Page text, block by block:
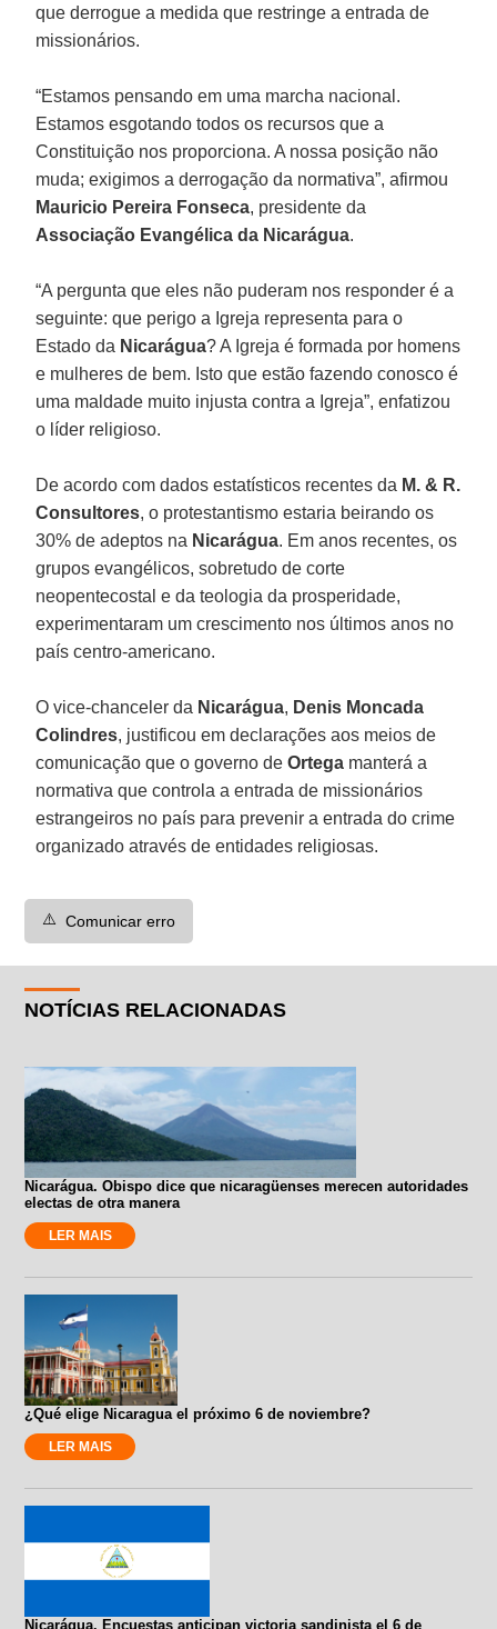
que derrogue a medida que restringe a entrada de
missionários.
“Estamos pensando em uma marcha nacional.
Estamos esgotando todos os recursos que a
Constituição nos proporciona. A nossa posição não
muda; exigimos a derrogação da normativa”, afirmou
Mauricio Pereira Fonseca, presidente da
Associação Evangélica da Nicarágua.
“A pergunta que eles não puderam nos responder é a
seguinte: que perigo a Igreja representa para o
Estado da Nicarágua? A Igreja é formada por homens
e mulheres de bem. Isto que estão fazendo conosco é
uma maldade muito injusta contra a Igreja”, enfatizou
o líder religioso.
De acordo com dados estatísticos recentes da M. & R.
Consultores, o protestantismo estaria beirando os
30% de adeptos na Nicarágua. Em anos recentes, os
grupos evangélicos, sobretudo de corte
neopentecostal e da teologia da prosperidade,
experimentaram um crescimento nos últimos anos no
país centro-americano.
O vice-chanceler da Nicarágua, Denis Moncada
Colindres, justificou em declarações aos meios de
comunicação que o governo deOrtega manterá a
normativa que controla a entrada de missionários
estrangeiros no país para prevenir a entrada do crime
organizado através de entidades religiosas.
⚠️ Comunicar erro
NOTÍCIAS RELACIONADAS
Nicarágua. Obispo dice que nicaragüenses merecen autoridades
electas de otra manera
LER MAIS
¿Qué elige Nicaragua el próximo 6 de noviembre?
LER MAIS
Nicarágua. Encuestas anticipan victoria sandinista el 6 de